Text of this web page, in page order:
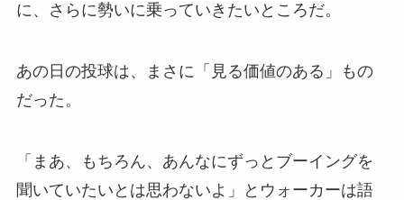
に、さらに勢いに乗っていきたいところだ。
あの日の投球は、まさに「見る価値のある」もの
だった。
「まあ、もちろん、あんなにずっとブーイングを
聞いていたいとは思わないよ」とウォーカーは語